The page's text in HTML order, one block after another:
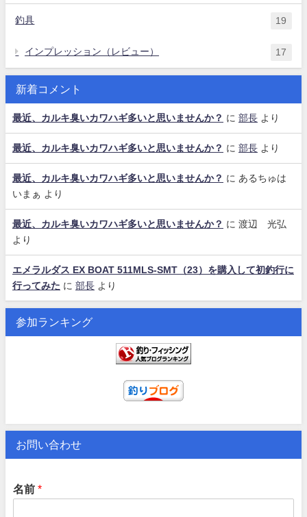
釣具 19
インプレッション（レビュー） 17
新着コメント
最近、カルキ臭いカワハギ多いと思いませんか？ に 部長 より
最近、カルキ臭いカワハギ多いと思いませんか？ に 部長 より
最近、カルキ臭いカワハギ多いと思いませんか？ に あるちゅは
いまぁ
より
最近、カルキ臭いカワハギ多いと思いませんか？ に 渡辺 光弘
より
エメラルダス EX BOAT 511MLS-SMT（23）を購入して初釣行に
行ってみた に 部長 より
参加ランキング
お問い合わせ
名前 *